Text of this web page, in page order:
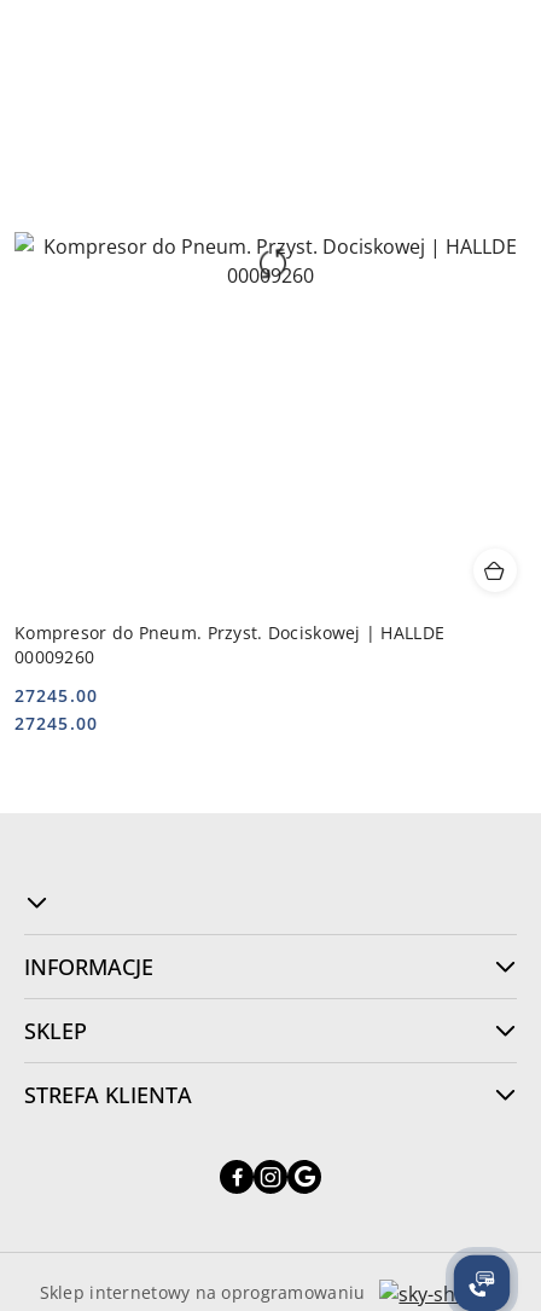
Kompresor do Pneum. Przyst. Dociskowej | HALLDE
00009260
Cena:
27245.00
Cena:
27245.00
INFORMACJE
SKLEP
STREFA KLIENTA
Sklep internetowy na oprogramowaniu